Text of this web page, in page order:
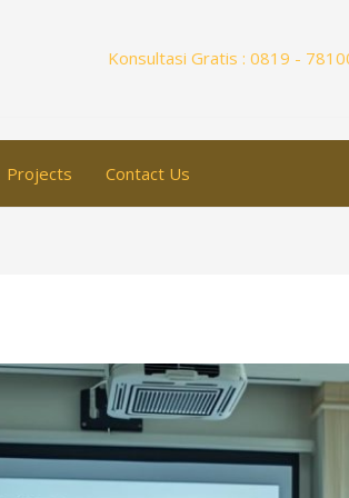
Konsultasi Gratis : 0819 -
Projects Contact Us